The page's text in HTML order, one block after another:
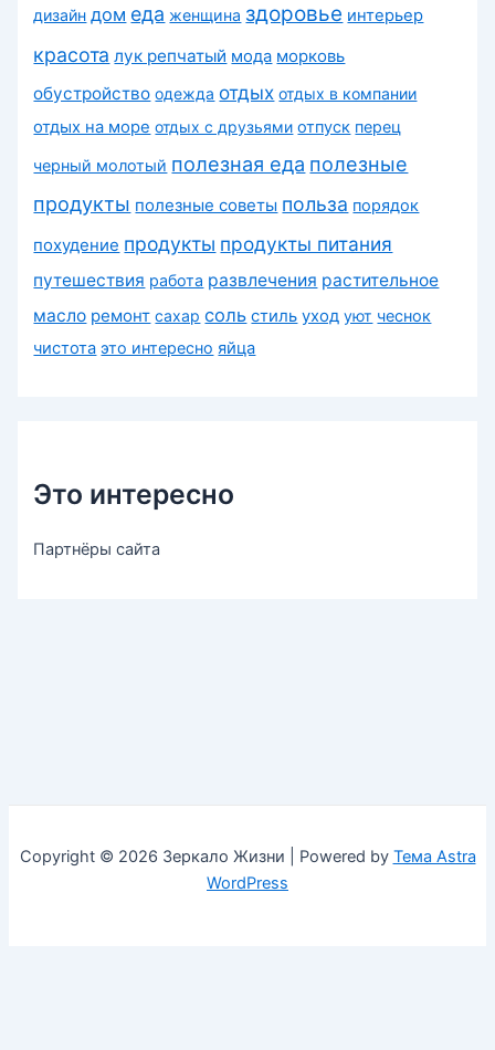
дизайн дом еда женщина здоровье интерьер
красота лук репчатый мода морковь
обустройство одежда отдых отдых в компании
отдых на море отдых с друзьями отпуск перец
черный молотый полезная еда полезные
продукты полезные советы польза порядок
похудение продукты продукты питания
путешествия работа развлечения растительное
масло ремонт сахар соль стиль уход уют чеснок
чистота это интересно яйца
Это интересно
Партнёры сайта
Copyright © 2026 Зеркало Жизни | Powered by Тема Astra
WordPress